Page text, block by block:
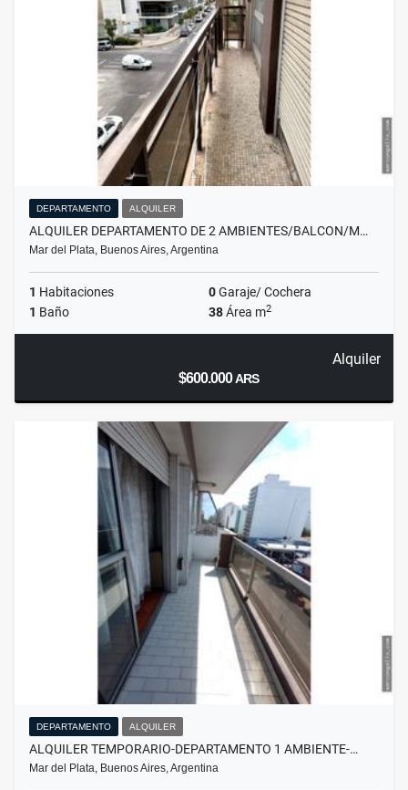
DEPARTAMENTO ALQUILER
ALQUILER DEPARTAMENTO DE 2 AMBIENTES/BALCON/M…
Mar del Plata, Buenos Aires, Argentina
1 Habitaciones 0Garaje/ Cochera
1 Baño 38Área m2
Alquiler
$600.000ARS
DEPARTAMENTO ALQUILER
ALQUILER TEMPORARIO-DEPARTAMENTO 1 AMBIENTE-…
Mar del Plata, Buenos Aires, Argentina